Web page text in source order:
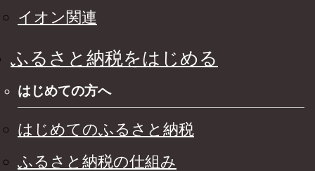
イオン関連
ふるさと納税をはじめる
はじめての方へ
はじめてのふるさと納税
ふるさと納税の仕組み